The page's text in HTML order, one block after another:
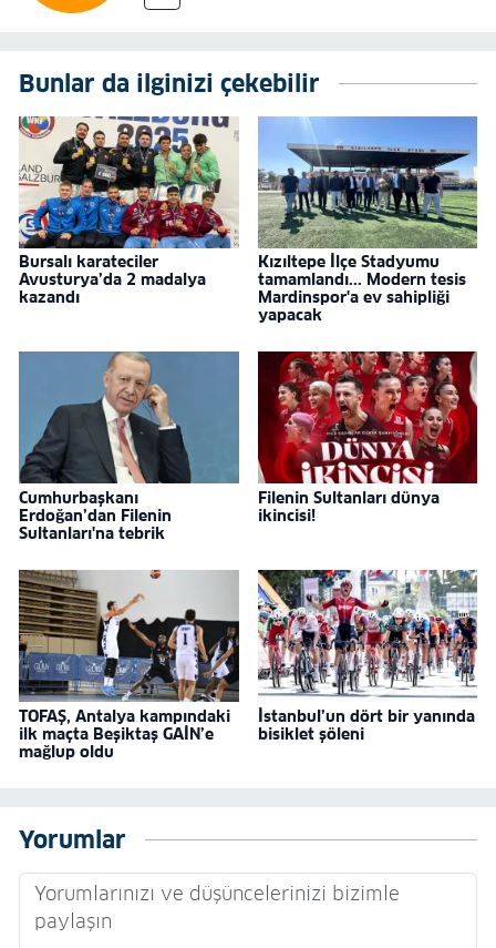
Bunlar da ilginizi çekebilir
Bursalı karateciler
Avusturya’da 2 madalya
kazandı
Kızıltepe İlçe Stadyumu
tamamlandı... Modern tesis
Mardinspor'a ev sahipliği
yapacak
Cumhurbaşkanı
Erdoğan’dan Filenin
Sultanları'na tebrik
Filenin Sultanları dünya
ikincisi!
TOFAŞ, Antalya kampındaki
ilk maçta Beşiktaş GAİN’e
mağlup oldu
İstanbul’un dört bir yanında
bisiklet şöleni
Yorumlar